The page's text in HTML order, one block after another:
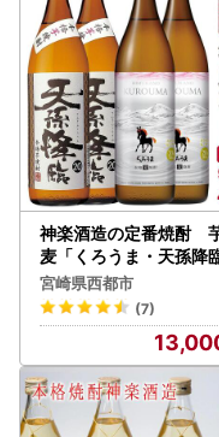
●自治体マイページを
「自治体マイページ」
請』『配送状況の確認
すので、是非、ご活用
「自治体マイページ」
・寄附状況などの確
・お礼の品配送状況の
・寄附金証明書XML
・各種情報の変更
・オンラインワンス
・ワンストップ控
※寄付した翌日に寄付
自治体マイページ※外
神楽酒造の定番焼酎
麦「くろうま・天孫降
飲み比べ 900ml×4本
18-49a＞
宮崎県西都市
(7)